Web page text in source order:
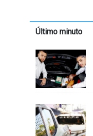
Último minuto